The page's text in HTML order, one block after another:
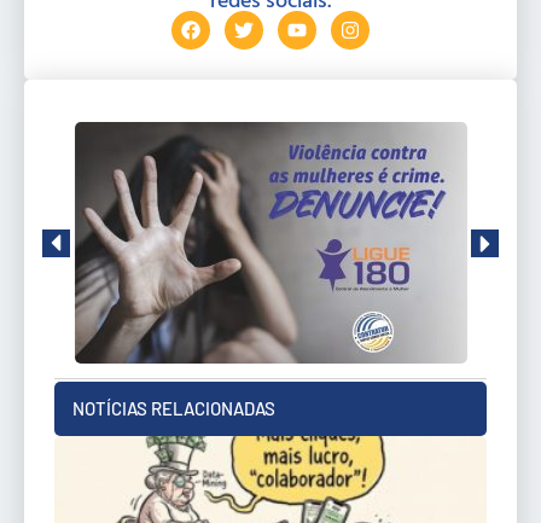
NOTÍCIAS RELACIONADAS